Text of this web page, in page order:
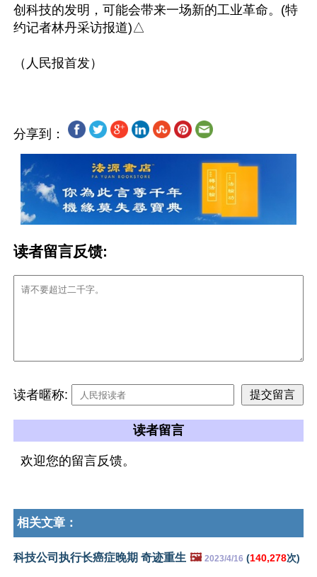
创科技的发明，可能会带来一场新的工业革命。(特
约记者林丹采访报道)△
分享到：
读者留言反馈:
读者暱称:
读者留言
欢迎您的留言反馈。
相关文章：
科技公司执行长癌症晚期 奇迹重生 🖼️ 2023/4/16 (140,278次)